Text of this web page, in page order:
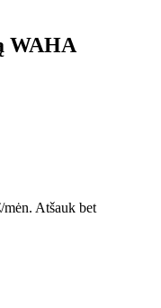
WAHA
mėn. Atšauk bet